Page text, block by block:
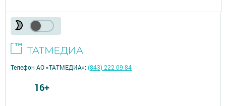
Телефон АО «ТАТМЕДИА»:(843) 222 09 84
16+